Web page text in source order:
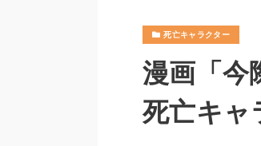
死亡キャラクター
漫画「今
死亡キャ